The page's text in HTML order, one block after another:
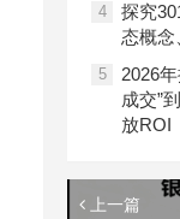
4
探究
态概
5
2026
成交”
放ROI
上一篇